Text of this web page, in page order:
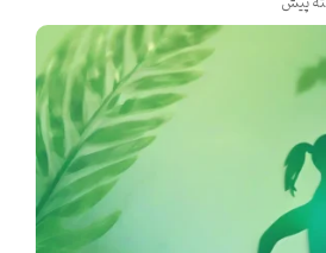
کند که برای تمام فازهای فعالیت ورزشی،
و ریکاوری، کارآمد است.
پودر کربو نوتریمد:
مهندسی شده خود، مجموعه ای از ویژگی
را به یک انتخاب مطلوب برای ورزشکاران و